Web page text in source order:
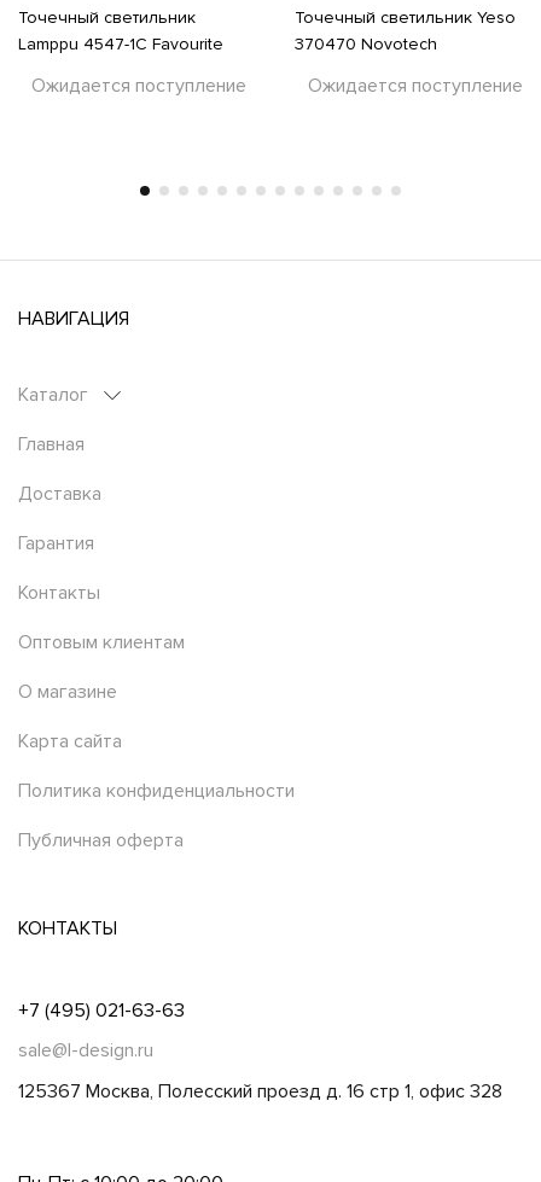
Точечный светильник
Lamppu 4547-1C Favourite
Ожидается поступление
Точечный светильник Yeso
370470 Novotech
Ожидается поступление
НАВИГАЦИЯ
Каталог
Главная
Доставка
Гарантия
Контакты
Оптовым клиентам
О магазине
Карта сайта
Политика конфиденциальности
Публичная оферта
КОНТАКТЫ
+7 (495) 021-63-63
sale@l-design.ru
125367 Москва, Полесский проезд д. 16 стр 1, офис 328